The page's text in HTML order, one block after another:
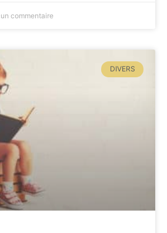
commentaire
DIVERS